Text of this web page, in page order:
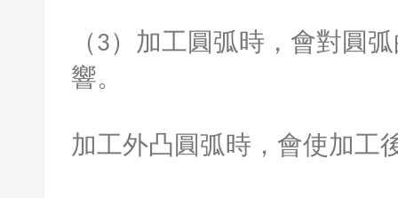
（3）加工圓弧時，會對圓
響。
加工外凸圓弧時，會使加工